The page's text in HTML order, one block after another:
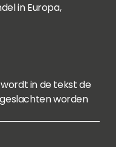
in Europa,
in de tekst de
worden